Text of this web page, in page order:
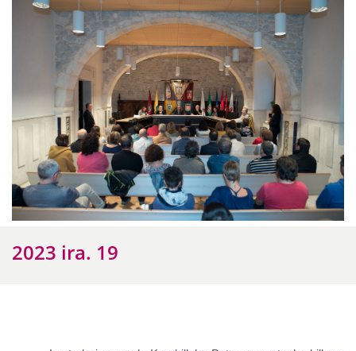
2023 ira. 19